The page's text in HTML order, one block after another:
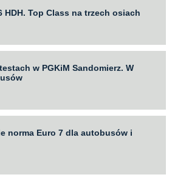
HDH. Top Class na trzech osiach
w PGKiM Sandomierz. W
norma Euro 7 dla autobusów i